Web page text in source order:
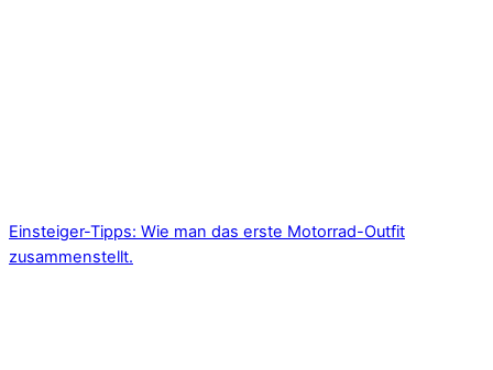
Einsteiger-Tipps: Wie man das erste Motorrad-Outfit
zusammenstellt.